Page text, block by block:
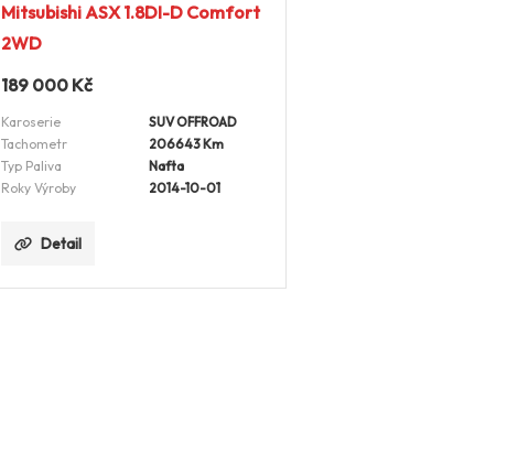
Mitsubishi ASX 1.8DI-D Comfort
2WD
189 000 Kč
Karoserie
SUV OFFROAD
Tachometr
206643 Km
Typ Paliva
Nafta
Roky Výroby
2014-10-01
Detail